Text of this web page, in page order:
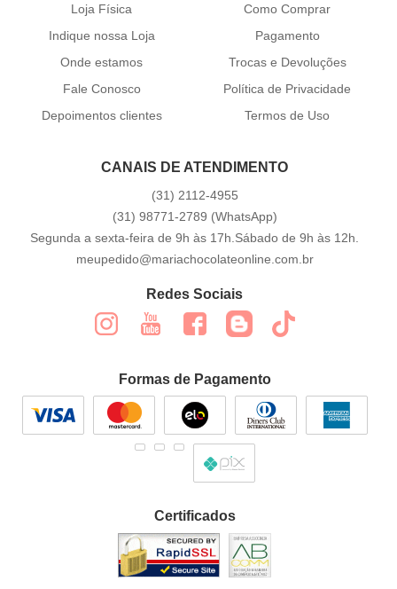
Loja Física
Indique nossa Loja
Onde estamos
Fale Conosco
Depoimentos clientes
Como Comprar
Pagamento
Trocas e Devoluções
Política de Privacidade
Termos de Uso
CANAIS DE ATENDIMENTO
(31) 2112-4955
(31) 98771-2789 (WhatsApp)
Segunda a sexta-feira de 9h às 17h.Sábado de 9h às 12h.
meupedido@mariachocolateonline.com.br
Redes Sociais
Formas de Pagamento
Certificados